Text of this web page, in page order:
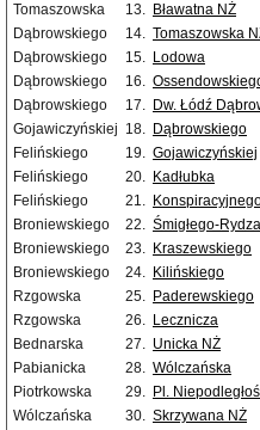
Tomaszowska
13. Bławatna NŻ
Dąbrowskiego
14. Tomaszowska
Dąbrowskiego
15. Lodowa
Dąbrowskiego
16.
Dąbrowskiego
17. Dw. Łódź
Gojawiczyńskiej 18. Dąbrowskiego
Felińskiego
19. Gojawiczyńskiej
Felińskiego
20. Kadłubka
Felińskiego
21.
Broniewskiego
22. Śmigłego-Rydza
Broniewskiego
23. Kraszewskiego
Broniewskiego
24. Kilińskiego
Rzgowska
25. Paderewskiego
Rzgowska
26. Lecznicza
Bednarska
27. Unicka NŻ
Pabianicka
28. Wólczańska
Piotrkowska
29. Pl.
Wólczańska
30. Skrzywana NŻ